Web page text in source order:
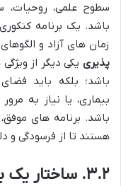
سطوح علمی، روحیات،
باشد. یک برنامه
زمان های آزاد و
پذیری یکی دیگر از
باشد؛ بلکه باید
بیماری، یا نیاز به
باشد. برنامه های
هستند تا از فرسودگی و
۳.۲. ساختار